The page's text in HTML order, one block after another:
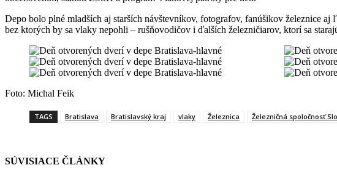
Depo bolo plné mladších aj starších návštevníkov, fotografov, fanúšikov železnice
bez ktorých by sa vlaky nepohli – rušňovodičov i ďalších železničiarov, ktorí sa
Foto: Michal Feik
TAGS Bratislava Bratislavský kraj vlaky Železnica Železničná spoločnosť
SÚVISIACE ČLÁNKY